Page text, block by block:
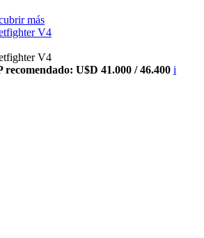
más
V4
V4
recomendado: U$D 41.000 / 46.400 i